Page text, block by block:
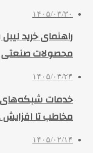
۱۴۰۵/۰۳/۳۰
راهنمای خرید
محصولات صنعتی
۱۴۰۵/۰۳/۲۴
مخاطب تا افزایش
۱۴۰۵/۰۲/۱۴